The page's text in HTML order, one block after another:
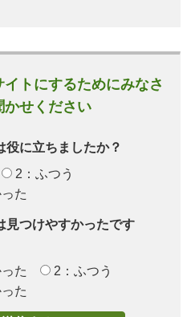
トにするためにみなさ
かせください
役に立ちましたか？
2：ふつう
た
見つけやすかったです
た
2：ふつう
た